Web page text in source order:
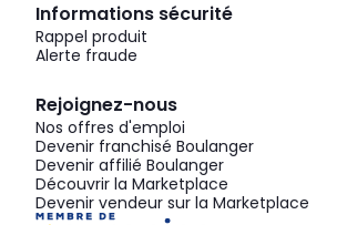
Informations sécurité
Rappel produit
Alerte fraude
Rejoignez-nous
Nos offres d'emploi
Devenir franchisé Boulanger
Devenir affilié Boulanger
Découvrir la Marketplace
Devenir vendeur sur la Marketplace